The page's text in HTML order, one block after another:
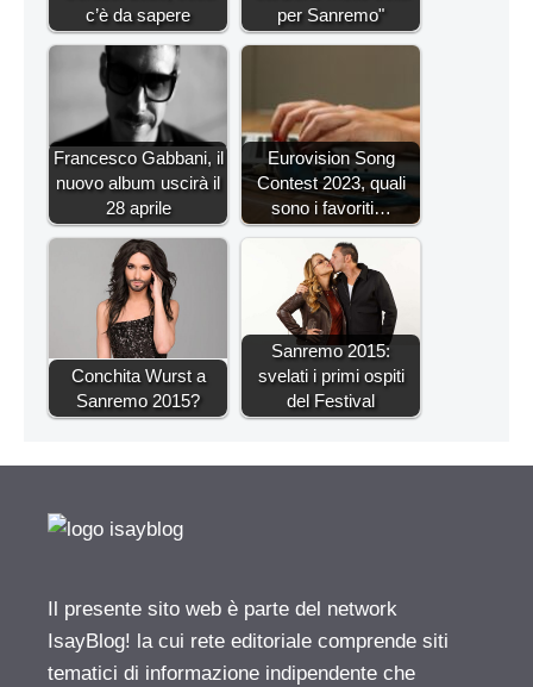
c’è da sapere
per Sanremo"
Francesco Gabbani, il
nuovo album uscirà il
28 aprile
Eurovision Song
Contest 2023, quali
sono i favoriti…
Conchita Wurst a
Sanremo 2015?
Sanremo 2015:
svelati i primi ospiti
del Festival
Il presente sito web è parte del network
IsayBlog! la cui rete editoriale comprende siti
tematici di informazione indipendente che